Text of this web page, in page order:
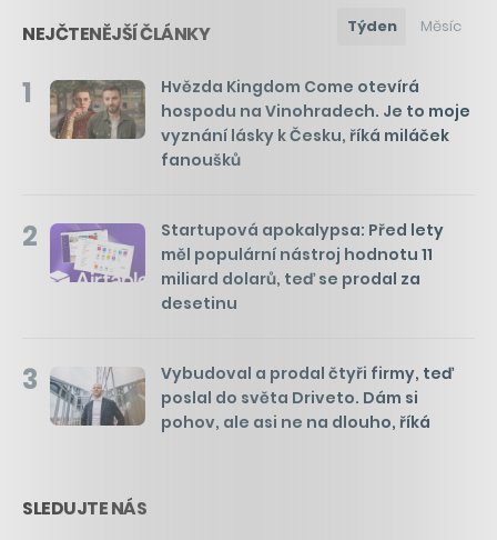
NEJČTENĚJŠÍ ČLÁNKY Týden Měsíc
1
Hvězda Kingdom Come otevírá
hospodu na Vinohradech. Je to moje
vyznání lásky k Česku, říká miláček
fanoušků
2
Startupová apokalypsa: Před lety
měl populární nástroj hodnotu 11
miliard dolarů, teď se prodal za
desetinu
3
Vybudoval a prodal čtyři firmy, teď
poslal do světa Driveto. Dám si
pohov, ale asi ne na dlouho, říká
SLEDUJTE NÁS